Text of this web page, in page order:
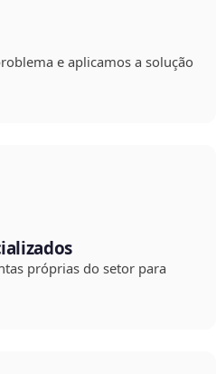
e aplicamos a solução
próprias do setor para